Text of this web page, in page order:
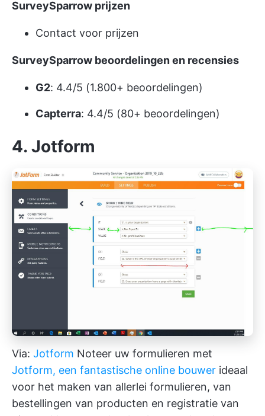
SurveySparrow prijzen
Contact voor prijzen
SurveySparrow beoordelingen en recensies
G2: 4.4/5 (1.800+ beoordelingen)
Capterra: 4.4/5 (80+ beoordelingen)
4. Jotform
Via: Jotform Noteer uw formulieren met
Jotform, een fantastische online bouwer ideaal
voor het maken van allerlei formulieren, van
bestellingen van producten en registratie van